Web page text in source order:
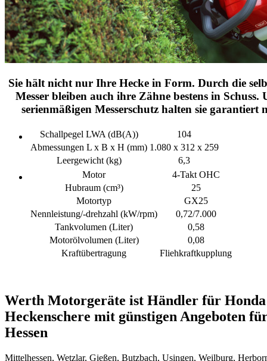
Sie hält nicht nur Ihre Hecke in Form. Durch die
Messer bleiben auch ihre Zähne bestens in Schuss.
serienmäßigen Messerschutz halten sie garantiert
Schallpegel LWA (dB(A))
104
Abmessungen L x B x H (mm) 1.080 x 312 x 259
Leergewicht (kg)
6,3
Motor
4-Takt OHC
Hubraum (cm³)
25
Motortyp
GX25
Nennleistung/-drehzahl (kW/rpm)
0,72/7.000
Tankvolumen (Liter)
0,58
Motorölvolumen (Liter)
0,08
Kraftübertragung
Fliehkraftkupplung
Werth Motorgeräte ist Händler für Honda
Heckenschere mit günstigen Angeboten
Hessen
Mittelhessen, Wetzlar, Gießen, Butzbach, Usingen, Weilburg,